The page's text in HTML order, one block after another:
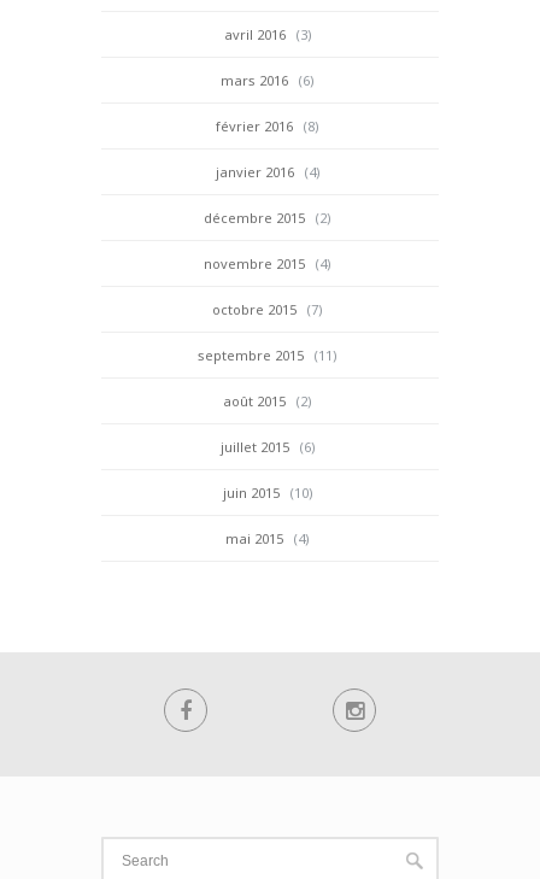
avril 2016 (3)
mars 2016 (6)
février 2016 (8)
janvier 2016 (4)
décembre 2015 (2)
novembre 2015 (4)
octobre 2015 (7)
septembre 2015 (11)
août 2015 (2)
juillet 2015 (6)
juin 2015 (10)
mai 2015 (4)